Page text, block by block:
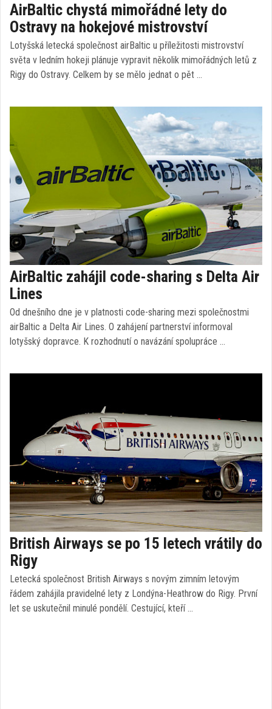
AirBaltic chystá mimořádné lety do
Ostravy na hokejové mistrovství
Lotyšská letecká společnost airBaltic u příležitosti mistrovství
světa v ledním hokeji plánuje vypravit několik mimořádných letů z
Rigy do Ostravy. Celkem by se mělo jednat o pět …
AirBaltic zahájil code-sharing s Delta Air
Lines
Od dnešního dne je v platnosti code-sharing mezi společnostmi
airBaltic a Delta Air Lines. O zahájení partnerství informoval
lotyšský dopravce. K rozhodnutí o navázání spolupráce …
British Airways se po 15 letech vrátily do
Rigy
Letecká společnost British Airways s novým zimním letovým
řádem zahájila pravidelné lety z Londýna-Heathrow do Rigy. První
let se uskutečnil minulé pondělí. Cestující, kteří …